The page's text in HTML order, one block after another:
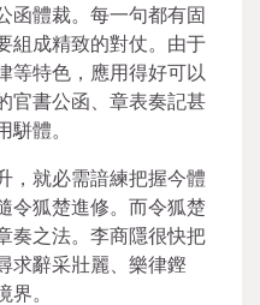
函體裁。每一句都有固
組成精致的對仗。由于
等特色，應用得好可以
官書公函、章表奏記甚
體。
，就必需諳練把握今體
令狐楚進修。而令狐楚
奏之法。李商隱很快把
求辭采壯麗、樂律鏗
。